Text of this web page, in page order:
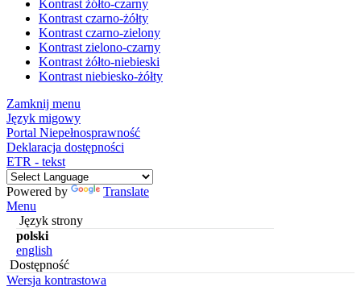
Kontrast żółto-czarny
Kontrast czarno-żółty
Kontrast czarno-zielony
Kontrast zielono-czarny
Kontrast żółto-niebieski
Kontrast niebiesko-żółty
Zamknij menu
Język migowy
Portal Niepełnosprawność
Deklaracja dostępności
ETR - tekst
Powered by
Translate
Menu
Język strony
polski
english
Dostępność
Wersja kontrastowa